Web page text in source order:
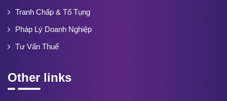
Tranh Chấp & Tố Tụng
Pháp Lý Doanh Nghiệp
Tư Vấn Thuế
Other links